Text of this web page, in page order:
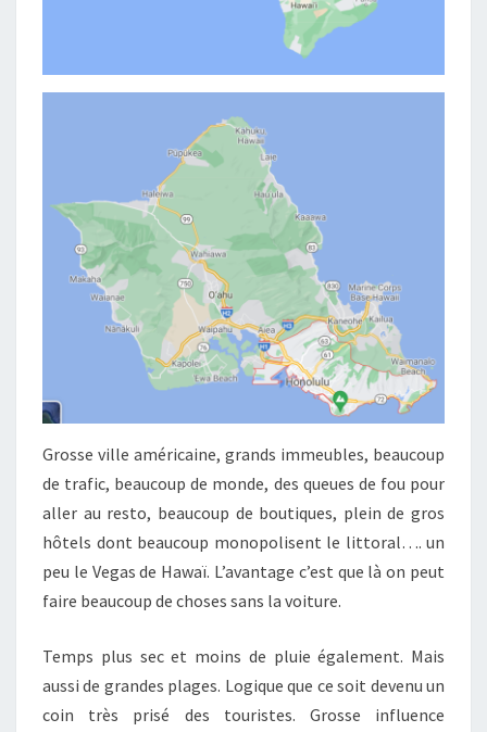
Grosse ville américaine, grands immeubles, beaucoup
de trafic, beaucoup de monde, des queues de fou pour
aller au resto, beaucoup de boutiques, plein de gros
hôtels dont beaucoup monopolisent le littoral…. un
peu le Vegas de Hawaï. L’avantage c’est que là on peut
faire beaucoup de choses sans la voiture.
Temps plus sec et moins de pluie également. Mais
aussi de grandes plages. Logique que ce soit devenu un
coin très prisé des touristes. Grosse influence